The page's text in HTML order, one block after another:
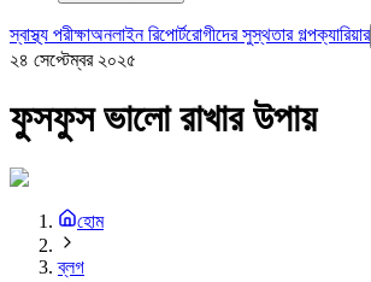
স্বাস্থ্য পরীক্ষাঅনলাইন রিপোর্টরোগীদের সুস্থতার গল্পক্যারিয়ার
২৪ সেপ্টেম্বর ২০২৫
ফুসফুস ভালো রাখার উপায়
হোম
ব্লগ